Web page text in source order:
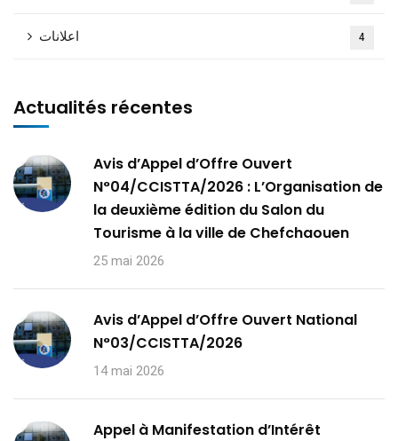
اعلانات 4
Actualités récentes
Avis d’Appel d’Offre Ouvert
N°04/CCISTTA/2026 : L’Organisation de
la deuxième édition du Salon du
Tourisme à la ville de Chefchaouen
25 mai 2026
Avis d’Appel d’Offre Ouvert National
N°03/CCISTTA/2026
14 mai 2026
Appel à Manifestation d’Intérêt